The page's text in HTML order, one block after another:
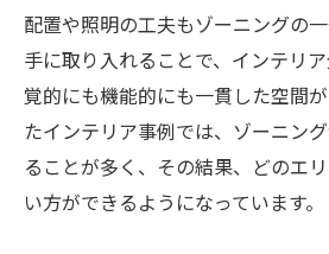
配置や照明の工夫もゾーニングの
手に取り入れることで、インテリ
覚的にも機能的にも一貫した空間
たインテリア事例では、ゾーニン
ることが多く、その結果、どのエ
い方ができるようになっています。